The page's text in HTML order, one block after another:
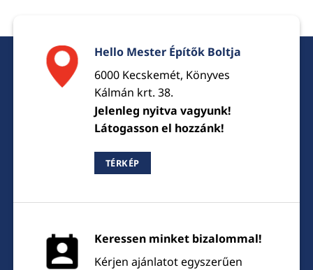
Hello Mester Építők Boltja
6000 Kecskemét, Könyves
Kálmán krt. 38.
Jelenleg nyitva vagyunk!
Látogasson el hozzánk!
TÉRKÉP
Keressen minket bizalommal!
Kérjen ajánlatot egyszerűen